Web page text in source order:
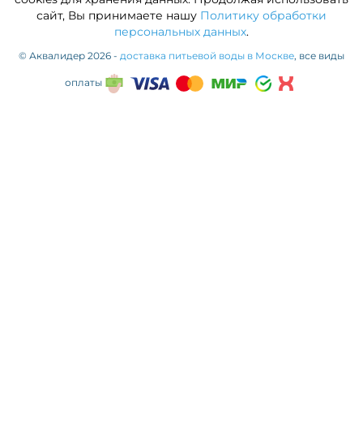
сайт, Вы принимаете нашу Политику обработки
персональных данных.
© Аквалидер 2026 - доставка питьевой воды в Москве, все виды
оплаты